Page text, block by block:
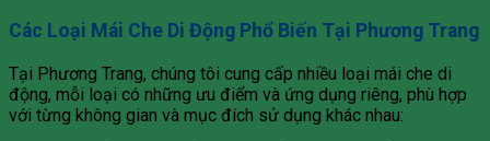
Các Loại Mái Che Di Động Phổ Biến Tại Phương Trang
Tại Phương Trang, chúng tôi cung cấp nhiều loại mái che di
động, mỗi loại có những ưu điểm và ứng dụng riêng, phù hợp
với từng không gian và mục đích sử dụng khác nhau: